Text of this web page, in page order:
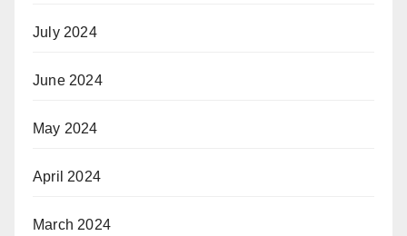
July 2024
June 2024
May 2024
April 2024
March 2024